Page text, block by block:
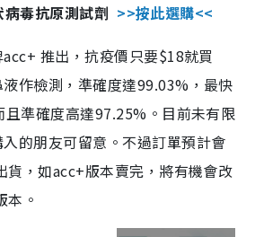
毒抗原測試劑 >>按此選購<<
推出，抗疫價只要$18就買
作檢測，準確度達99.03%，最快
且準確度高達97.25%。目前未有限
的朋友可留意。不過訂單預計會
貨，如acc+版本賣完，將有機會改
本。